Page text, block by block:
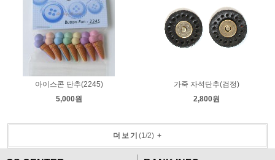
아이스콘 단추(2245)
5,000원
가죽 자석단추(검정)
2,800원
더보기 (1/2)+